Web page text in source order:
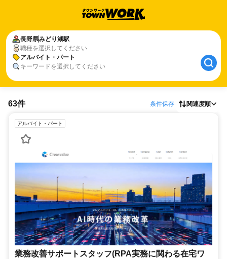
長野県みどり湖駅
職種を選択してください
アルバイト・パート
キーワードを選択してください
63件 条件保存 関連度順
アルバイト・パート
業務改善サポートスタッフ(RPA実務に関わる在宅ワ